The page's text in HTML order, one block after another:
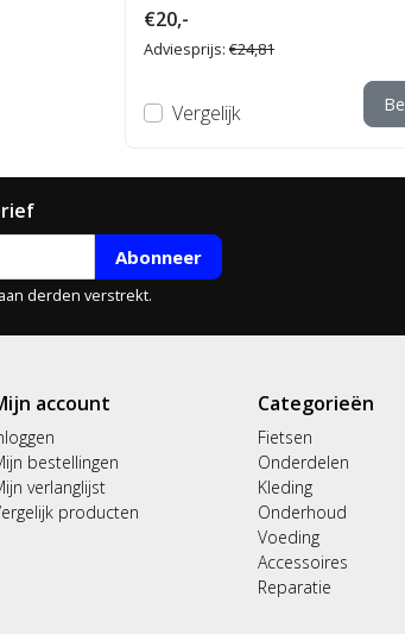
€20,-
Adviesprijs: €24,81
Vergelijk
Abonneer
derden verstrekt.
account
bestellingen
verlanglijst
producten
Categorieën
Fietsen
Onderdelen
Kleding
Onderhoud
Voeding
Accessoires
Reparatie